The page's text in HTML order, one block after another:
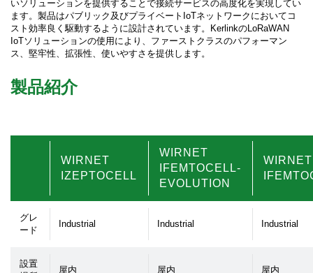
いソリューションを提供することで接続サービスの高度化を実現してい
ます。製品はパブリック及びプライベートIoTネットワークにおいてコ
スト効率良く駆動するように設計されています。KerlinkのLoRaWAN
IoTソリューションの使用により、ファーストクラスのパフォーマン
ス、堅牢性、拡張性、使いやすさを提供します。
製品紹介
WIRNET
IZEPTOCELL
WIRNET
IFEMTOCELL-
EVOLUTION
WIRNET
グレ
ード
Industrial Industrial Industrial
設置
屋内 屋内 屋内